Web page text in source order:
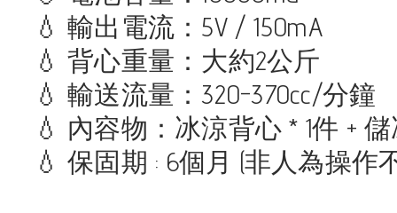
💧 輸出電流：5V / 150mA
💧 背心重量：大約2公斤
💧 輸送流量：320-370cc/分鐘
💧 內容物：冰涼背心 * 1件 +
💧 保固期 : 6個月 (非人為操作